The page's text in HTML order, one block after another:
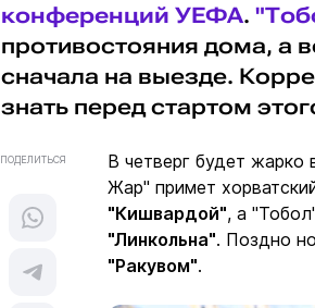
конференций УЕФА.
противостояния дома, а
сначала на выезде.
знать перед стартом
ПОДЕЛИТЬСЯ
В четверг будет
Жар" примет
"Кишвардой", а
"Линкольна". Поздно
"Ракувом".